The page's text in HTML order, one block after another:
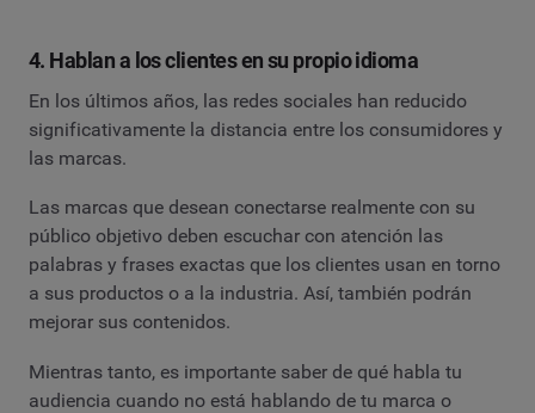
4. Hablan a los clientes en su propio idioma
En los últimos años, las redes sociales han reducido
significativamente la distancia entre los consumidores y
las marcas.
Las marcas que desean conectarse realmente con su
público objetivo deben escuchar con atención las
palabras y frases exactas que los clientes usan en torno
a sus productos o a la industria. Así, también podrán
mejorar sus contenidos.
Mientras tanto, es importante saber de qué habla tu
audiencia cuando no está hablando de tu marca o